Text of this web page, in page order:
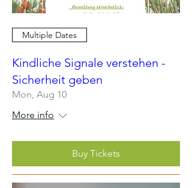
Multiple Dates
Kindliche Signale verstehen -
Sicherheit geben
Mon, Aug 10
More info
Buy Tickets